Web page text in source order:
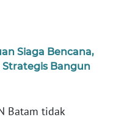
Siaga Bencana,
Strategis Bangun
Batam tidak